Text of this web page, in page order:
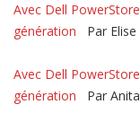
Avec Dell
génération
Par
Avec Dell
génération
Par